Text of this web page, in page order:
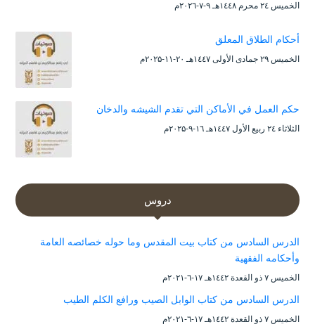
الخميس ۲٤ محرم ۱٤٤۸هـ ۹-۷-۲۰۲٦م
أحكام الطلاق المعلق
الخميس ۲۹ جمادى الأولى ۱٤٤۷هـ ۲۰-۱۱-۲۰۲۵م
حكم العمل في الأماكن التي تقدم الشيشه والدخان
الثلاثاء ۲٤ ربيع الأول ۱٤٤۷هـ ۱٦-۹-۲۰۲۵م
دروس
الدرس السادس من كتاب بيت المقدس وما حوله خصائصه العامة
وأحكامه الفقهية
الخميس ۷ ذو القعدة ۱٤٤۲هـ ۱۷-٦-۲۰۲۱م
الدرس السادس من كتاب الوابل الصيب ورافع الكلم الطيب
الخميس ۷ ذو القعدة ۱٤٤۲هـ ۱۷-٦-۲۰۲۱م